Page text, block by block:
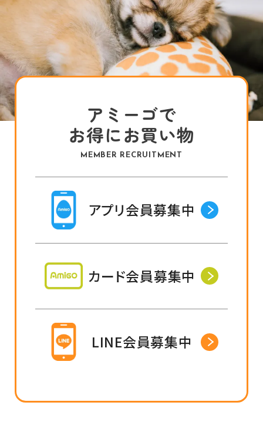
アミーゴで
お得にお買い物
MEMBER RECRUITMENT
アプリ会員募集中
カード会員募集中
LINE会員募集中